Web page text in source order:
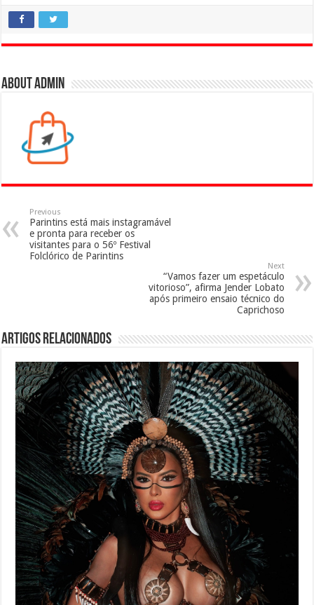
About admin
Previous
Parintins está mais instagramável
e pronta para receber os
visitantes para o 56º Festival
Folclórico de Parintins
Next
“Vamos fazer um espetáculo
vitorioso”, afirma Jender Lobato
após primeiro ensaio técnico do
Caprichoso
Artigos Relacionados